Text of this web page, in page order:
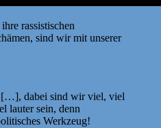
rassistischen
sind wir mit unserer
[…], dabei sind wir viel, viel
lauter sein, denn
Werkzeug!